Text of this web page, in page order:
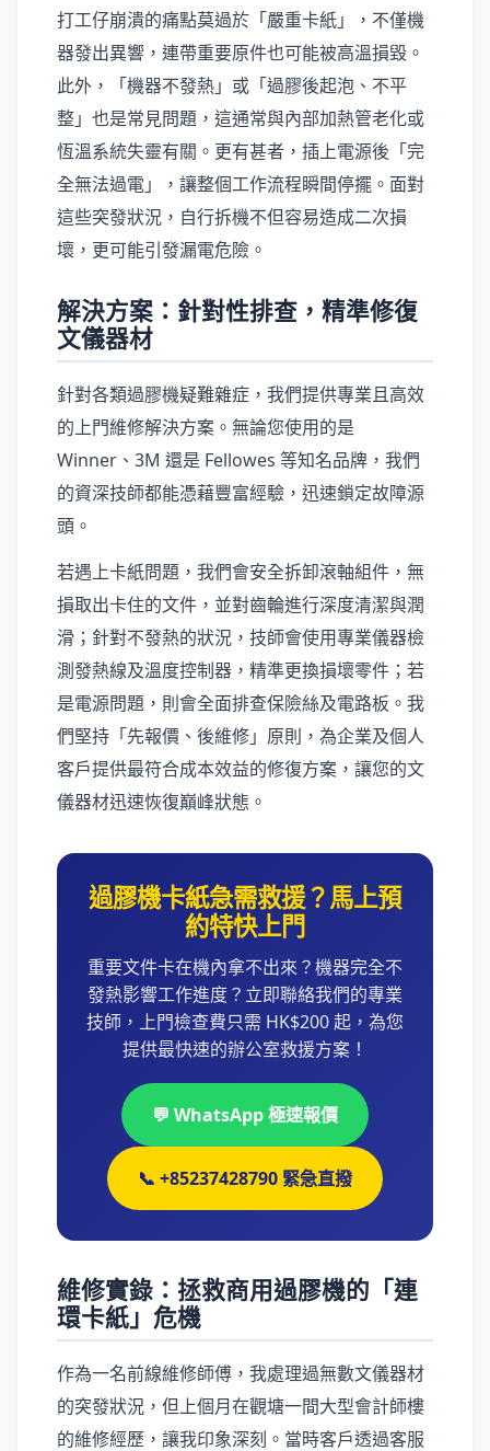
打工仔崩潰的痛點莫過於「嚴重卡紙」，不僅機
器發出異響，連帶重要原件也可能被高溫損毀。
此外，「機器不發熱」或「過膠後起泡、不平
整」也是常見問題，這通常與內部加熱管老化或
恆溫系統失靈有關。更有甚者，插上電源後「完
全無法過電」，讓整個工作流程瞬間停擺。面對
這些突發狀況，自行拆機不但容易造成二次損
壞，更可能引發漏電危險。
解決方案：針對性排查，精準修復
文儀器材
針對各類過膠機疑難雜症，我們提供專業且高效
的上門維修解決方案。無論您使用的是
Winner、3M 還是 Fellowes 等知名品牌，我們
的資深技師都能憑藉豐富經驗，迅速鎖定故障源
頭。
若遇上卡紙問題，我們會安全拆卸滾軸組件，無
損取出卡住的文件，並對齒輪進行深度清潔與潤
滑；針對不發熱的狀況，技師會使用專業儀器檢
測發熱線及溫度控制器，精準更換損壞零件；若
是電源問題，則會全面排查保險絲及電路板。我
們堅持「先報價、後維修」原則，為企業及個人
客戶提供最符合成本效益的修復方案，讓您的文
儀器材迅速恢復巔峰狀態。
過膠機卡紙急需救援？馬上預
約特快上門
重要文件卡在機內拿不出來？機器完全不
發熱影響工作進度？立即聯絡我們的專業
技師，上門檢查費只需 HK$200 起，為您
提供最快速的辦公室救援方案！
💬 WhatsApp 極速報價
📞 +85237428790 緊急直撥
維修實錄：拯救商用過膠機的「連
環卡紙」危機
作為一名前線維修師傅，我處理過無數文儀器材
的突發狀況，但上個月在觀塘一間大型會計師樓
的維修經歷，讓我印象深刻。當時客戶透過客服